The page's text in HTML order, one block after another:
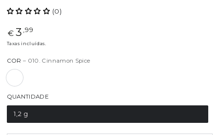
(0)
Preço
regular
€ 3 ,99
Taxas incluídas.
COR – 010. Cinnamon Spice
QUANTIDADE
1,2 g